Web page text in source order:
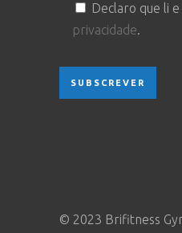
Declaro que li
privacidade.
© 2023 Brifitness